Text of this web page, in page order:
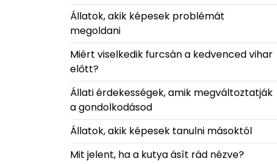
Állatok, akik képesek problémát
megoldani
Miért viselkedik furcsán a kedvenced vihar
előtt?
Állati érdekességek, amik megváltoztatják
a gondolkodásod
Állatok, akik képesek tanulni másoktól
Mit jelent, ha a kutya ásít rád nézve?